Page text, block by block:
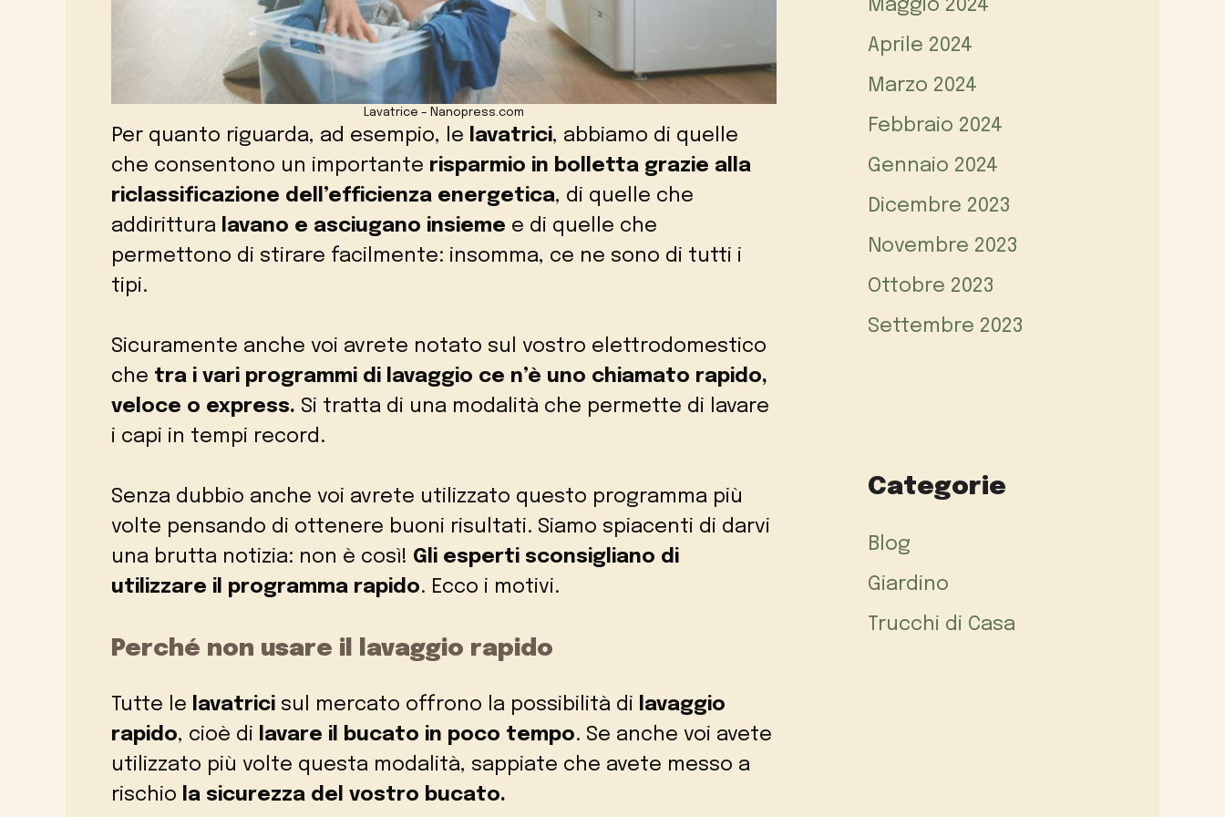
Lavatrice – Nanopress.com
Per quanto riguarda, ad esempio, le lavatrici, abbiamo di quelle
che consentono un importante risparmio in bolletta grazie alla
riclassificazione dell’efficienza energetica, di quelle che
addirittura lavano e asciugano insieme e di quelle che
permettono di stirare facilmente: insomma, ce ne sono di tutti i
tipi.
Sicuramente anche voi avrete notato sul vostro elettrodomestico
che tra i vari programmi di lavaggio ce n’è uno chiamato rapido,
veloce o express. Si tratta di una modalità che permette di lavare
i capi in tempi record.
Senza dubbio anche voi avrete utilizzato questo programma più
volte pensando di ottenere buoni risultati. Siamo spiacenti di darvi
una brutta notizia: non è così! Gli esperti sconsigliano di
utilizzare il programma rapido. Ecco i motivi.
Perché non usare il lavaggio rapido
Tutte le lavatrici sul mercato offrono la possibilità di
lavaggio
rapido, cioè di lavare il bucato in poco tempo. Se anche voi avete
utilizzato più volte questa modalità, sappiate che avete messo a
rischio
la sicurezza del vostro bucato.
Maggio 2024
Aprile 2024
Marzo 2024
Febbraio 2024
Gennaio 2024
Dicembre 2023
Novembre 2023
Ottobre 2023
Settembre 2023
Categorie
Blog
Giardino
Trucchi di Casa